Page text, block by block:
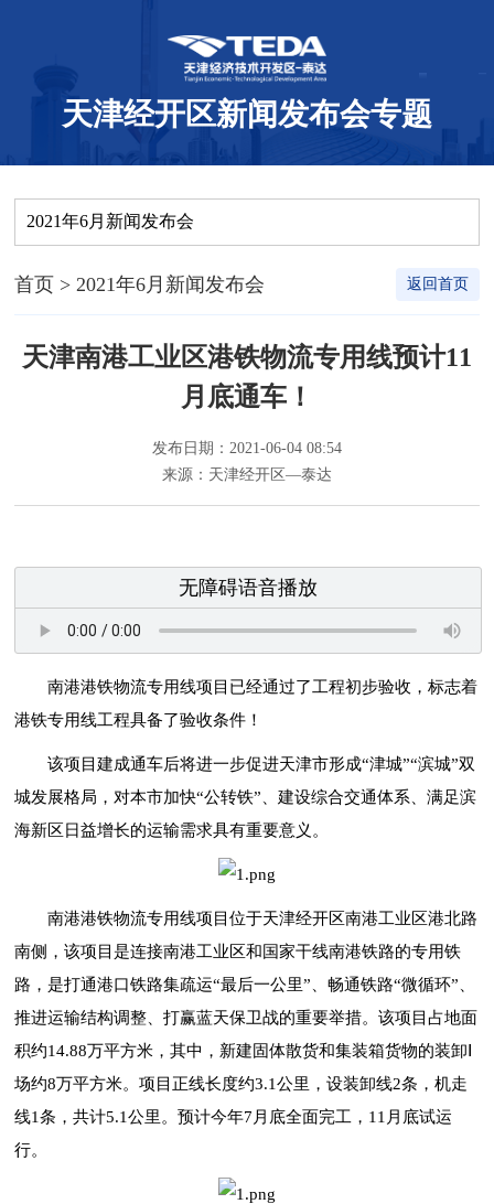
天津经开区新闻发布会专题
2021年6月新闻发布会
首页 > 2021年6月新闻发布会 返回首页
天津南港工业区港铁物流专用线预计11
月底通车！
发布日期：2021-06-04 08:54
来源：天津经开区—泰达
无障碍语音播放
南港港铁物流专用线项目 已经通过了工程初步验收，标志着
港铁专用线工程具备了验收条件！
该项目建成通车后将进一步促进天津市形成“津城”“滨城”双
城发展格局，对本市加快“公转铁”、建设综合交通体系、满足滨
海新区日益增长的运输需求具有重要意义。
南港港铁物流专用线项目位于天津经开区南港工业区港北路
南侧，该项目是连接南港工业区和国家干线南港铁路的专用铁
路，是打通港口铁路集疏运“最后一公里”、畅通铁路“微循环”、
推进运输结构调整、打赢蓝天保卫战的重要举措。该项目占地面
积约14.88万平方米，其中，新建固体散货和集装箱货物的装卸Ⅰ
场约8万平方米。项目正线长度约3.1公里，设装卸线2条，机走
线1条，共计5.1公里。预计今年7月底全面完工，11月底试运
行。